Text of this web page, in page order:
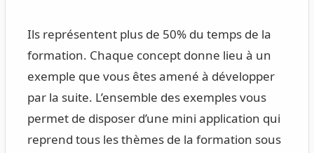
Ils représentent plus de 50% du temps de la
formation. Chaque concept donne lieu à un
exemple que vous êtes amené à développer
par la suite. L’ensemble des exemples vous
permet de disposer d’une mini application qui
reprend tous les thèmes de la formation sous